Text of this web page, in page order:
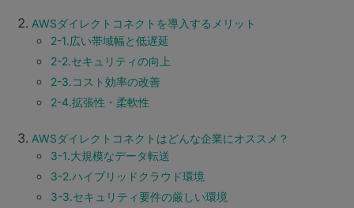
AWSダイレクトコネクトを導入するメリット
2-1.広い帯域幅と低遅延
2-2.セキュリティの向上
2-3.コスト効率の改善
2-4.拡張性・柔軟性
AWSダイレクトコネクトはどんな企業にオススメ？
3-1.大規模なデータ転送
3-2.ハイブリッドクラウド環境
3-3.セキュリティ要件の厳しい環境